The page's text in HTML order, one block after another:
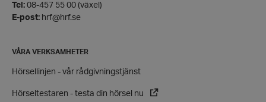
Tel: 08-457 55 00 (växel)
E-post: hrf@hrf.se
VÅRA VERKSAMHETER
Hörsellinjen - vår rådgivningstjänst
Hörseltestaren - testa din hörsel nu
hrf-popup-closed-*
wordpress_test_cookie